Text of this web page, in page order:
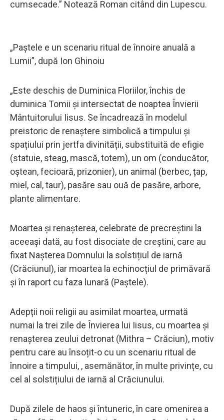
cumsecade.” Notează Roman citând din Lupescu.
„Paștele e un scenariu ritual de înnoire anuală a
Lumii”, după Ion Ghinoiu
„Este deschis de Duminica Floriilor, închis de
duminica Tomii și intersectat de noaptea Învierii
Mântuitorului Iisus. Se încadrează în modelul
preistoric de renaștere simbolică a timpului și
spațiului prin jertfa divinității, substituită de efigie
(statuie, steag, mască, totem), un om (conducător,
oștean, fecioară, prizonier), un animal (berbec, țap,
miel, cal, taur), pasăre sau ouă de pasăre, arbore,
plante alimentare.
Moartea și renașterea, celebrate de precreștini la
aceeași dată, au fost disociate de creștini, care au
fixat Nașterea Domnului la solstițiul de iarnă
(Crăciunul), iar moartea la echinocțiul de primăvară
și în raport cu faza lunară (Paștele).
Adepții noii religii au asimilat moartea, urmată
numai la trei zile de Învierea lui Iisus, cu moartea și
renașterea zeului detronat (Mithra – Crăciun), motiv
pentru care au însoțit-o cu un scenariu ritual de
înnoire a timpului, , asemănător, în multe privințe, cu
cel al solstițiului de iarnă al Crăciunului.
După zilele de haos și întuneric, în care omenirea a